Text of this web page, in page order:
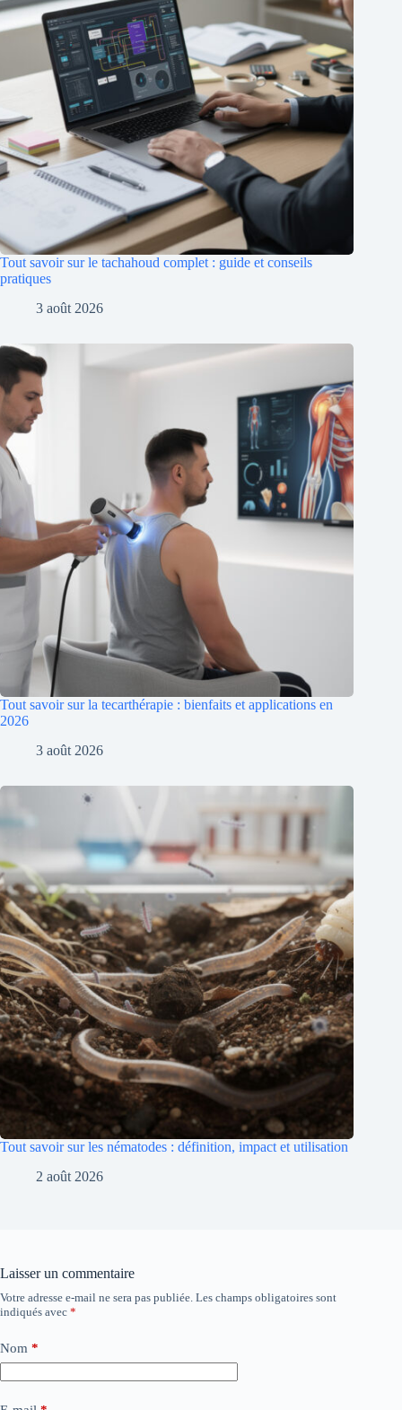
Tout savoir sur le tachahoud complet : guide et conseils
pratiques
3 août 2026
Tout savoir sur la tecarthérapie : bienfaits et applications en
2026
3 août 2026
Tout savoir sur les nématodes : définition, impact et utilisation
2 août 2026
Laisser un commentaire
Votre adresse e-mail ne sera pas publiée. Les champs obligatoires sont
indiqués avec *
Nom *